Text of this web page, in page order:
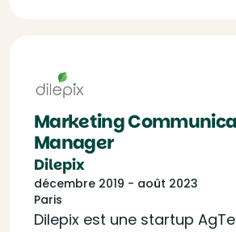
Marketing
Manager
Dilepix
décembre 2019 - août 2023
Paris
Dilepix est une startup